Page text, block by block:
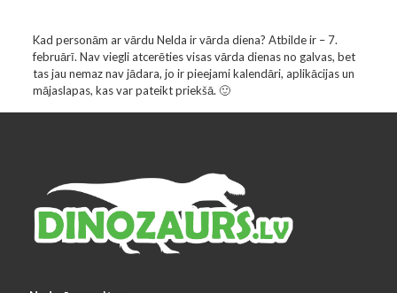
Kad personām ar vārdu Nelda ir vārda diena? Atbilde ir – 7.
februārī. Nav viegli atcerēties visas vārda dienas no galvas, bet
tas jau nemaz nav jādara, jo ir pieejami kalendāri, aplikācijas un
mājaslapas, kas var pateikt priekšā. 🙂